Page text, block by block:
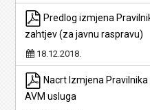
Predlog izmjena
zahtjev (za javnu raspravu)
18.12.2018.
Nacrt Izmjena
AVM usluga